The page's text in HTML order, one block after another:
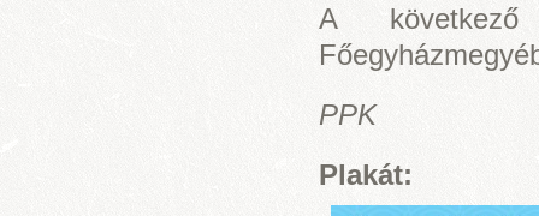
A következő
PPK
Plakát: